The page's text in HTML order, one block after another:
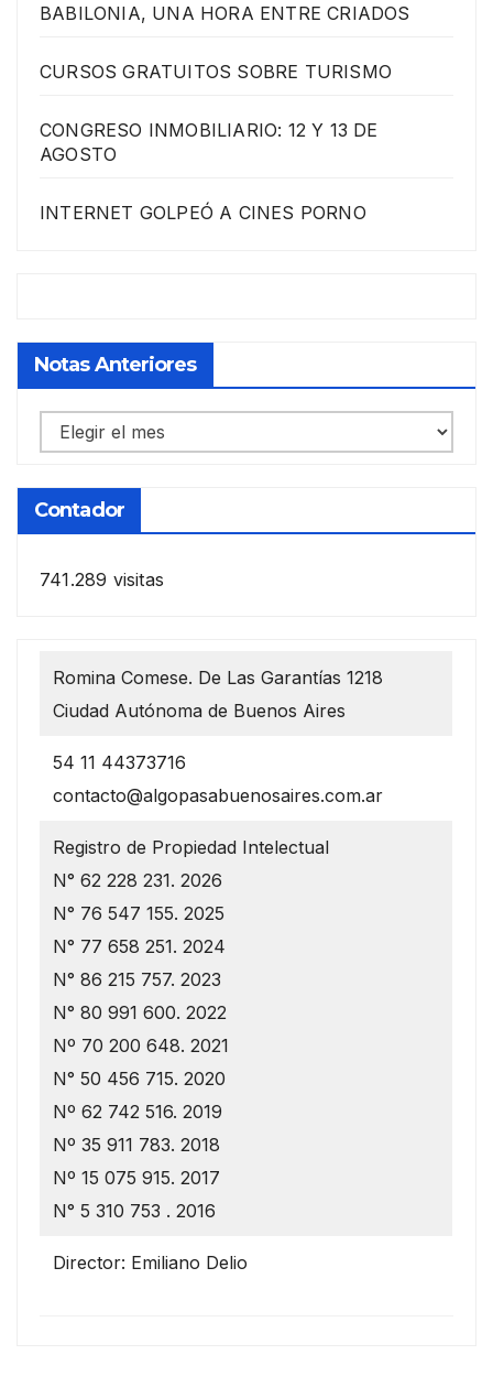
BABILONIA, UNA HORA ENTRE CRIADOS
CURSOS GRATUITOS SOBRE TURISMO
CONGRESO INMOBILIARIO: 12 Y 13 DE
AGOSTO
INTERNET GOLPEÓ A CINES PORNO
Notas Anteriores
Notas
anteriores
Contador
741.289 visitas
Romina Comese. De Las Garantías 1218
Ciudad Autónoma de Buenos Aires
54 11 44373716
contacto@algopasabuenosaires.com.ar
Registro de Propiedad Intelectual
N° 62 228 231. 2026
N° 76 547 155. 2025
N° 77 658 251. 2024
N° 86 215 757. 2023
N° 80 991 600. 2022
Nº 70 200 648. 2021
N° 50 456 715. 2020
Nº 62 742 516. 2019
Nº 35 911 783. 2018
Nº 15 075 915. 2017
N° 5 310 753 . 2016
Director: Emiliano Delio